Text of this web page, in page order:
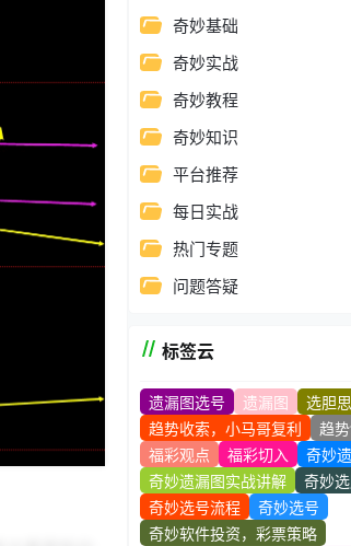
奇妙基础
奇妙实战
奇妙教程
奇妙知识
平台推荐
每日实战
热门专题
问题答疑
标签云
遗漏图选号 遗漏图
选胆
趋势收索，小马哥复利
趋
福彩观点
福彩切入
奇妙
奇妙遗漏图实战讲解
奇妙
奇妙选号流程
奇妙选号
奇妙软件投资，彩票策略